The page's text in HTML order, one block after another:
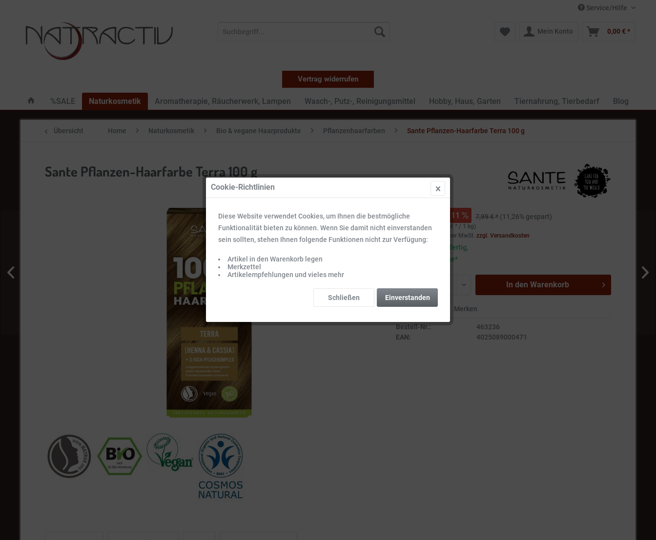
Service/Hilfe
Mein Konto 0,00 € *
Vertrag widerrufen
%SALE Naturkosmetik Aromatherapie, Räucherwerk, Lampen Wasch-, Putz-, Reinigungsmittel Hobby, Haus, Garten Tiernahrung, Tierbedarf Blog
Übersicht Home Naturkosmetik Bio & vegane Haarprodukte Pflanzenhaarfarben Sante Pflanzen-Haarfarbe Terra 100 g
Sante Pflanzen-Haarfarbe Terra 100 g
7,09 € * 11 7,99 € * (11,26% gespart)
Inhalt:0.1 kg (70,90 € * / 1 kg)
Preise inkl. gesetzlicher MwSt.zzgl. Versandkosten
Sofort versandfertig,
Lieferzeit 3-5 Tage*
In den Warenkorb
Vergleichen Merken
Bestell-Nr.:
463236
EAN:
4025089000471
Cookie-Richtlinien
Diese Website verwendet Cookies, um Ihnen die bestmögliche
Funktionalität bieten zu können. Wenn Sie damit nicht einverstanden
sein sollten, stehen Ihnen folgende Funktionen nicht zur Verfügung:
Artikel in den Warenkorb legen
Merkzettel
Artikelempfehlungen und vieles mehr
Einverstanden
Schließen